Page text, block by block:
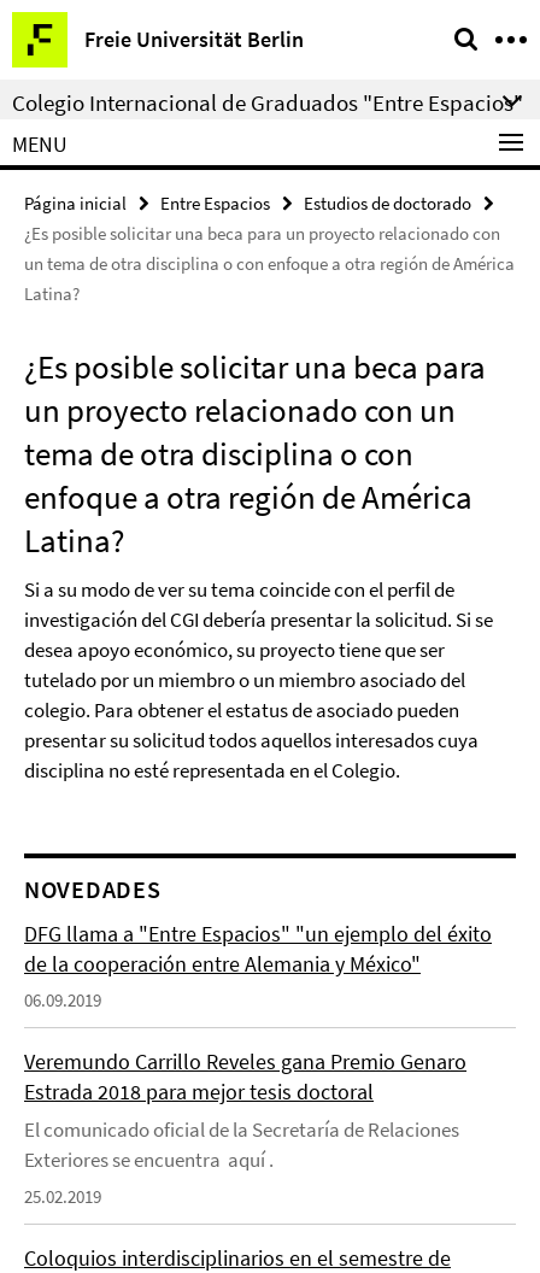
Springe
direkt
zu
Inhalt
Freie Universität Berlin
Herramientas
de
navegación
Colegio Internacional de Graduados "Entre Espacios"
MENU
Página inicial Entre Espacios
Estudios de doctorado
¿Es posible solicitar una beca para un proyecto relacionado con
un tema de otra disciplina o con enfoque a otra región de América
Latina?
¿Es posible solicitar una beca para
un proyecto relacionado con un
tema de otra disciplina o con
enfoque a otra región de América
Latina?
Si a su modo de ver su tema coincide con el perfil de
investigación del CGI debería presentar la solicitud. Si se
desea apoyo económico, su proyecto tiene que ser
tutelado por un miembro o un miembro asociado del
colegio. Para obtener el estatus de asociado pueden
presentar su solicitud todos aquellos interesados cuya
disciplina no esté representada en el Colegio.
NOVEDADES
DFG llama a "Entre Espacios" "un ejemplo del éxito
de la cooperación entre Alemania y México"
06.09.2019
Veremundo Carrillo Reveles gana Premio Genaro
Estrada 2018 para mejor tesis doctoral
El comunicado oficial de la Secretaría de Relaciones
Exteriores se encuentra aquí .
25.02.2019
Coloquios interdisciplinarios en el semestre de